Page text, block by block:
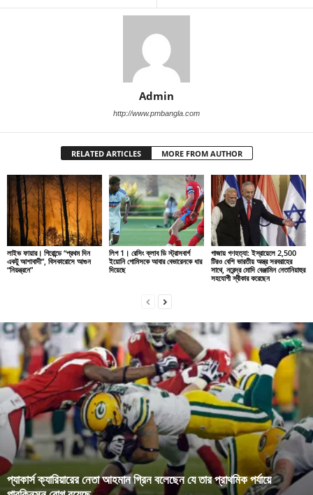
Admin
http://www.pmbangla.com
RELATED ARTICLES MORE FROM AUTHOR
লাইভ ফায়ার। গিরোন্ডে “প্রথম দিন
একটু আশাবাদী”, বিসকারোসে আগুন
“নিয়ন্ত্রনে”
লিগ 1। রেসিং ক্লাব ডি স্ট্রাসবার্গ
ইয়োনি গোমিসকে আবার বেভারেনকে ধার
দিয়েছে
গাজায় গণহত্যা: ইস্রায়েলে 2,500
টিরও বেশি ভারতীয় অস্ত্র সরবরাহের
সাথে, নরেন্দ্র মোদি বেঞ্জামিন নেতানিয়াহুর
সহযোগী স্বীকার করেছেন
প্যাকার্স ক্যারিয়ারের নেতা আহমান গ্রিন বলেছেন যে তার প্রাথমিক পর্যায়ে